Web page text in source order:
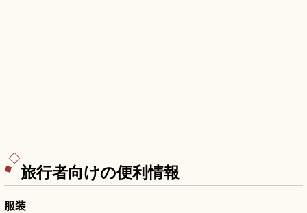
旅行者向けの便利情報
服装